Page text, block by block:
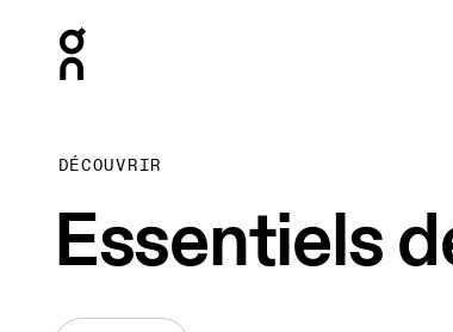
DÉCOUVRIR
Essentiels